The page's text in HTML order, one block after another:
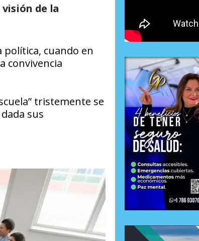
de la
política, cuando en
convivencia
tristemente se
sus